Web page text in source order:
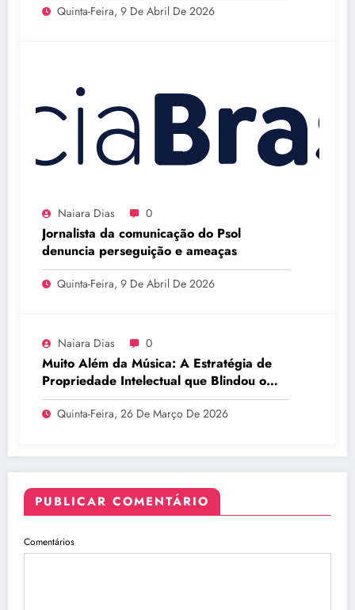
Quinta-Feira, 9 De Abril De 2026
Naiara Dias 0
Jornalista da comunicação do Psol
denuncia perseguição e ameaças
Quinta-Feira, 9 De Abril De 2026
Naiara Dias 0
Muito Além da Música: A Estratégia de
Propriedade Intelectual que Blindou o
Legado do BTS
Quinta-Feira, 26 De Março De 2026
PUBLICAR COMENTÁRIO
Comentários